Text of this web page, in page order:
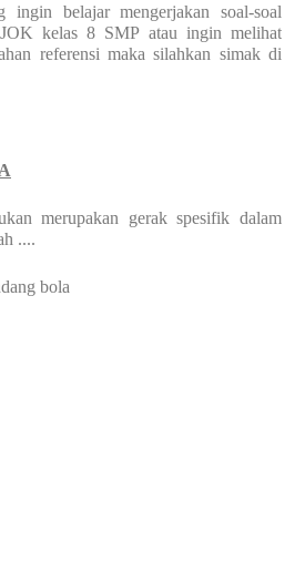
belajar mengerjakan soal-soal
kelas 8 SMP atau ingin melihat
referensi maka silahkan simak di
merupakan gerak spesifik dalam
....
bola